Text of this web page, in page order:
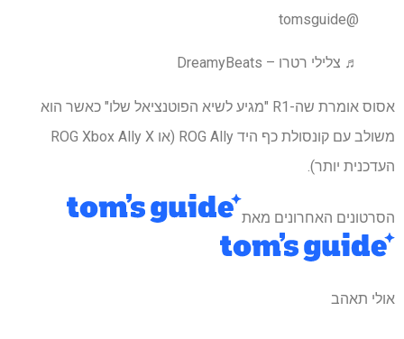
@tomsguide
♬ צלילי רטרו – DreamyBeats
אסוס אומרת שה-R1 "מגיע לשיא הפוטנציאל שלו" כאשר הוא
משולב עם קונסולת כף היד ROG Ally (או ROG Xbox Ally X
העדכנית יותר).
הסרטונים האחרונים מאת
אולי תאהב